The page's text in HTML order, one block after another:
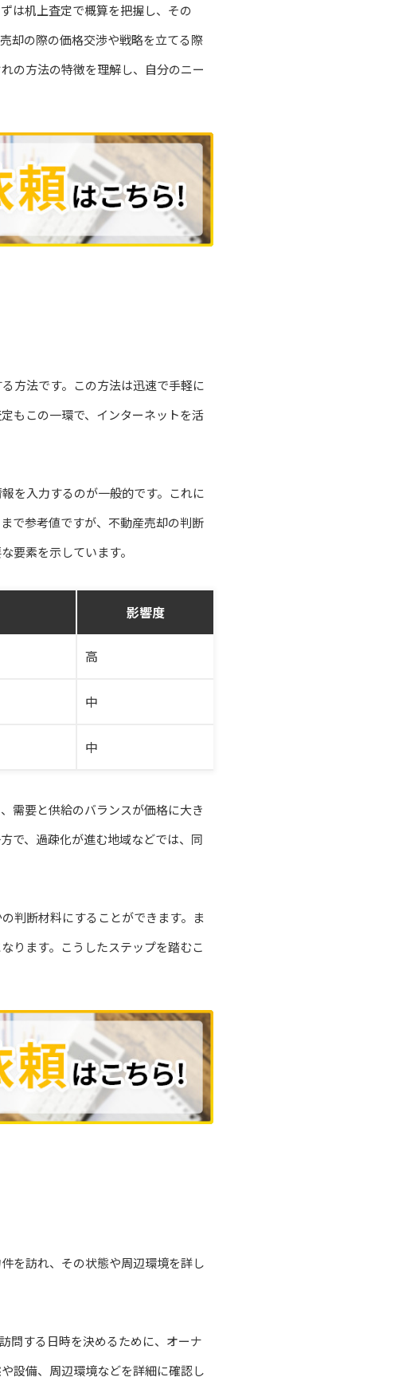
は机上査定で概算を把握し、その
却の際の価格交渉や戦略を立てる際
の方法の特徴を理解し、自分のニー
方法です。この方法は迅速で手軽に
もこの一環で、インターネットを活
を入力するのが一般的です。これに
で参考値ですが、不動産売却の判断
要素を示しています。
影響度
高
中
中
需要と供給のバランスが価格に大き
で、過疎化が進む地域などでは、同
判断材料にすることができます。ま
ります。こうしたステップを踏むこ
を訪れ、その状態や周辺環境を詳し
問する日時を決めるために、オーナ
設備、周辺環境などを詳細に確認し